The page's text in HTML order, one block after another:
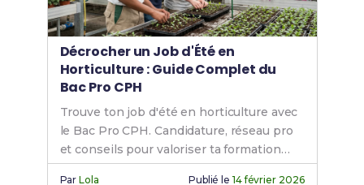
Décrocher un Job d'Été en
Horticulture : Guide Complet du
Bac Pro CPH
Trouve ton job d'été en horticulture avec
le Bac Pro CPH. Candidature, réseau pro
et conseils pour valoriser ta formation
agricole.
ParLola Publié le 14 février 2026